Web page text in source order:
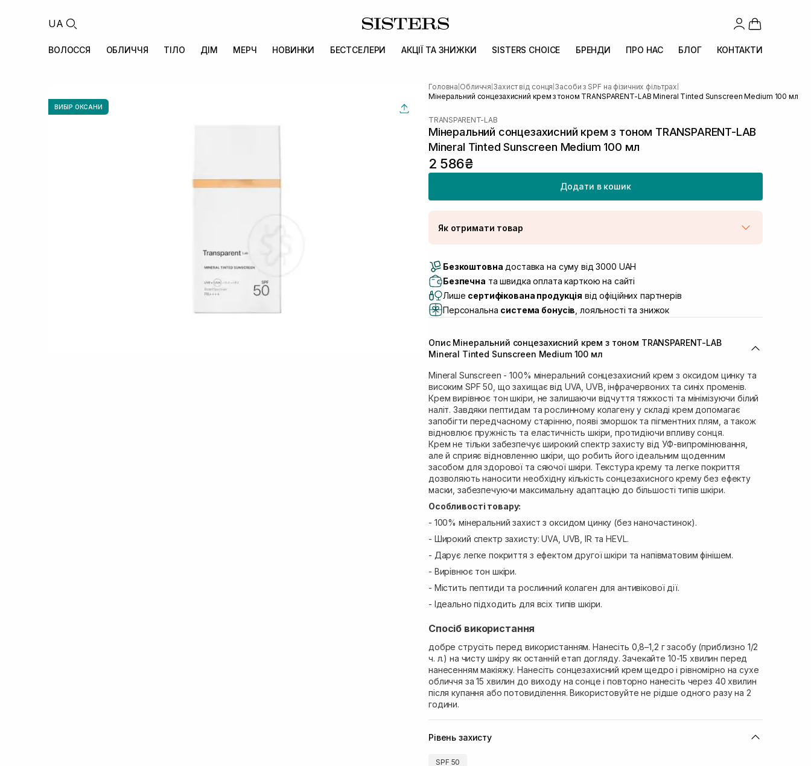
UA
ВОЛОССЯ ОБЛИЧЧЯ ТІЛО ДІМ МЕРЧ НОВИНКИ БЕСТСЕЛЕРИ АКЦІЇ ТА ЗНИЖКИ SISTERS CHOICE БРЕНДИ ПРО НАС БЛОГ КОНТАКТИ
ВИБІР ОКСАНИ
Головна Обличчя Захист від сонця Засоби з SPF на фізичних фільтрах
Мінеральний сонцезахисний крем з тоном TRANSPARENT-LAB Mineral Tinted Sunscreen Medium 100 мл
TRANSPARENT-LAB
Мінеральний сонцезахисний крем з тоном TRANSPARENT-LAB
Mineral Tinted Sunscreen Medium 100 мл
2 586₴
Додати в кошик
Як отримати товар
Самовивіз м. Луцьк, вул. Винниченка 4
Самовивіз м. Львів, вул. Академіка Підстригача, 1В (Duck’s
Самовивіз м. Львів, вул. Івана Франка 36
Самовивіз м. Львів, вул. Степана Бандери 45 В наявності
Самовивіз м. Рівне, вул. Кулика і Гудачека 23 (ТЦ Екватор) В наявності
Безкоштовна доставка на суму від 3000 UAH
Безпечна та швидка оплата карткою на сайті
Лише сертифікована продукція від офіційних партнерів
Персональна система бонусів , лояльності та знижок
Опис Мінеральний сонцезахисний крем з тоном TRANSPARENT-LAB
Mineral Tinted Sunscreen Medium 100 мл
Mineral Sunscreen - 100% мінеральний сонцезахисний крем з оксидом цинку та
високим SPF 50, що захищає від UVA, UVB, інфрачервоних та синіх променів.
Крем вирівнює тон шкіри, не залишаючи відчуття тяжкості та мінімізуючи білий
наліт. Завдяки пептидам та рослинному колагену у складі крем допомагає
запобігти передчасному старінню, появі зморшок та пігментних плям, а також
відновлює пружність та еластичність шкіри, протидіючи впливу сонця.
Крем не тільки забезпечує широкий спектр захисту від УФ-випромінювання,
але й сприяє відновленню шкіри, що робить його ідеальним щоденним
засобом для здорової та сяючої шкіри. Текстура крему та легке покриття
дозволяють наносити необхідну кількість сонцезахисного крему без ефекту
маски, забезпечуючи максимальну адаптацію до більшості типів шкіри.
Особливості товару:
- 100% мінеральний захист з оксидом цинку (без наночастинок).
- Широкий спектр захисту: UVA, UVB, IR та HEVL.
- Дарує легке покриття з ефектом другої шкіри та напівматовим фінішем.
- Вирівнює тон шкіри.
- Містить пептиди та рослинний колаген для антивікової дії.
- Ідеально підходить для всіх типів шкіри.
Спосіб використання
добре струсіть перед використанням. Нанесіть 0,8–1,2 г засобу (приблизно 1/2
ч. л.) на чисту шкіру як останній етап догляду. Зачекайте 10-15 хвилин перед
нанесенням макіяжу. Нанесіть сонцезахисний крем щедро і рівномірно на сухе
обличчя за 15 хвилин до виходу на сонце і повторно нанесіть через 40 хвилин
після купання або потовиділення. Використовуйте не рідше одного разу на 2
години.
Рівень захисту
SPF 50